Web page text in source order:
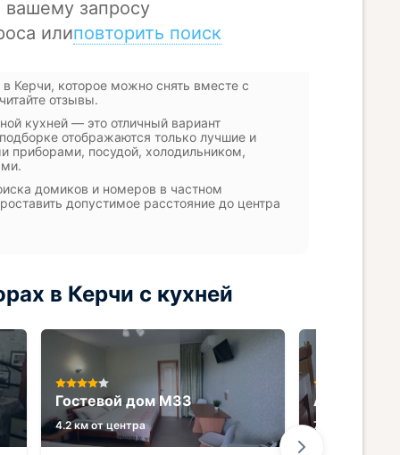
Керчи, которое можно снять вместе с
отзывы.
кухней — это отличный вариант
отображаются только лучшие и
приборами, посудой, холодильником,
домиков и номеров в частном
допустимое расстояние до центра
в Керчи с кухней
Гостевой дом М33
4.2 км от центра 7.3 км от